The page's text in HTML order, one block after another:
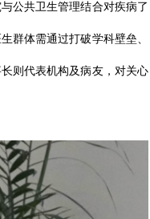
公共卫生管理结合对疾病了
群体需通过打破学科壁垒、
则代表机构及病友，对关心